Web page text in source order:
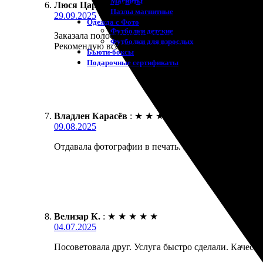
Пазлы магнитные
Одежда с Фото
Футболки детские
Футболки для взрослых
Бьюти-боксы
Подарочные сертификаты
Люся Царёва : ★ ★ ★
29.09.2025
Заказала полоску из ФотоБудки — все отлично!
Рекомендую всем, кто ценит хорошие моменты!
Владлен Карасёв : ★ ★ ★
09.08.2025
Отдавала фотографии в печать. Получила
Велизар К. : ★ ★ ★ ★ ★
04.07.2025
Посоветовала друг. Услуга быстро сделали.